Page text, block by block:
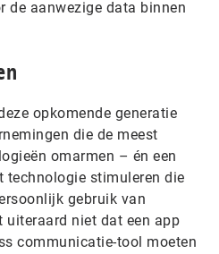
de aanwezige data binnen
opkomende generatie
die de meest
omarmen – én een
technologie stimuleren die
gebruik van
uiteraard niet dat een app
communicatie-tool moeten